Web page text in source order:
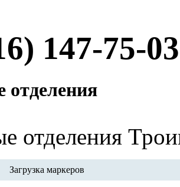
147-75-03
отделения
отделения
Загрузка маркеров